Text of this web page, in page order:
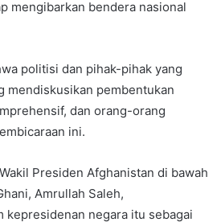
mengibarkan bendera nasional
politisi dan pihak-pihak yang
mendiskusikan pembentukan
dan orang-orang
ini.
Presiden Afghanistan di bawah
Amrullah Saleh,
kepresidenan negara itu sebagai